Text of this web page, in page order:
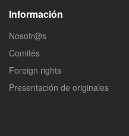
Información
Nosotr@s
Comités
Foreign rights
Presentación de originales